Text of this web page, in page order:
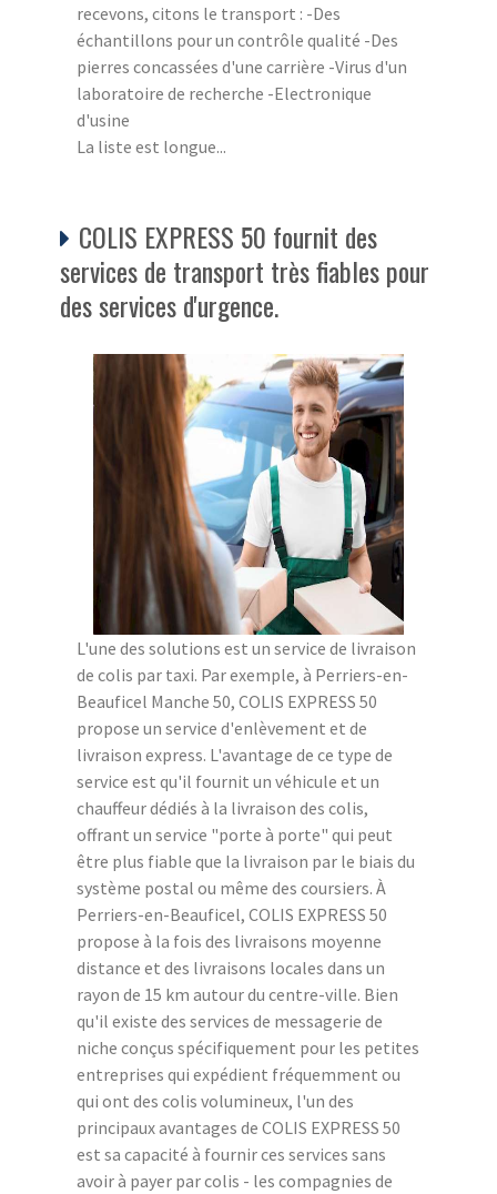
recevons, citons le transport : -Des
échantillons pour un contrôle qualité -Des
pierres concassées d'une carrière -Virus d'un
laboratoire de recherche -Electronique
d'usine
La liste est longue...
COLIS EXPRESS 50 fournit des
services de transport très fiables pour
des services d'urgence.
L'une des solutions est un service de livraison
de colis par taxi. Par exemple, à Perriers-en-
Beauficel Manche 50, COLIS EXPRESS 50
propose un service d'enlèvement et de
livraison express. L'avantage de ce type de
service est qu'il fournit un véhicule et un
chauffeur dédiés à la livraison des colis,
offrant un service "porte à porte" qui peut
être plus fiable que la livraison par le biais du
système postal ou même des coursiers. À
Perriers-en-Beauficel, COLIS EXPRESS 50
propose à la fois des livraisons moyenne
distance et des livraisons locales dans un
rayon de 15 km autour du centre-ville. Bien
qu'il existe des services de messagerie de
niche conçus spécifiquement pour les petites
entreprises qui expédient fréquemment ou
qui ont des colis volumineux, l'un des
principaux avantages de COLIS EXPRESS 50
est sa capacité à fournir ces services sans
avoir à payer par colis - les compagnies de